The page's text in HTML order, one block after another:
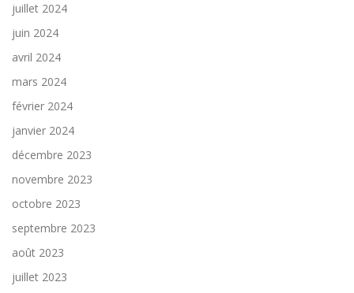
juillet 2024
juin 2024
avril 2024
mars 2024
février 2024
janvier 2024
décembre 2023
novembre 2023
octobre 2023
septembre 2023
août 2023
juillet 2023